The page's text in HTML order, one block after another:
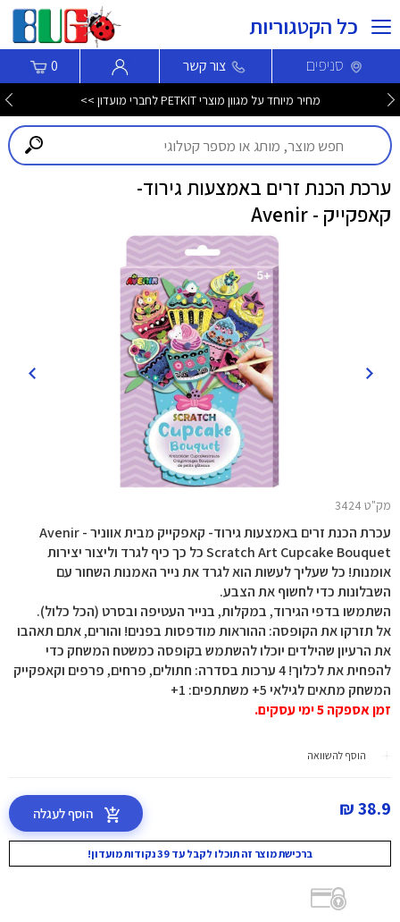
כל הקטגוריות
סניפים צור קשר 0
מחיר מיוחד על מגוון מוצרי PETKIT לחברי מועדון >>
ערכת הכנת זרים באמצעות גירוד-
קאפקייק - Avenir
מק"ט 3424
עכרת הכנת זרים באמצעות גירוד- קאפקייק מבית אווניר Avenir -
Scratch Art Cupcake Bouquet כל כך כיף לגרד וליצור יצירות
אומנות! כל שעליך לעשות הוא לגרד את נייר האמנות השחור עם
השבלונות כדי לחשוף את הצבע.
השתמשו בדפי הגירוד, במקלות, בנייר העטיפה ובסרט (הכל כלול).
אל תזרקו את הקופסה: ההוראות מודפסות בפנים! והורים, אתם תאהבו
את הרעיון שהילדים יוכלו להשתמש בקופסה כמשטח המשחק כדי
להפחית את לכלוך! 4 ערכות בסדרה: חתולים, פרחים, פרפים וקאפקייק
המשחק מתאים לגילאי 5+ משתתפים: 1+
זמן אספקה 5 ימי עסקים.
הוסף להשוואה
38.9 ₪ הוסף לעגלה
ברכישת מוצר זה תוכלו לקבל עד 39 נקודות מועדון!